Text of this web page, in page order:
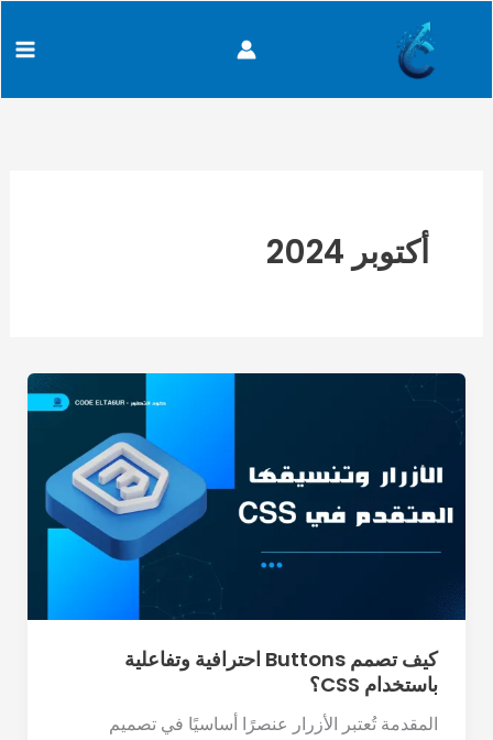
أكتوبر 2024
كيف تصمم Buttons احترافية وتفاعلية
باستخدام CSS؟
المقدمة تُعتبر الأزرار عنصرًا أساسيًا في تصميم
كيف
احترافية
وتفاعلية